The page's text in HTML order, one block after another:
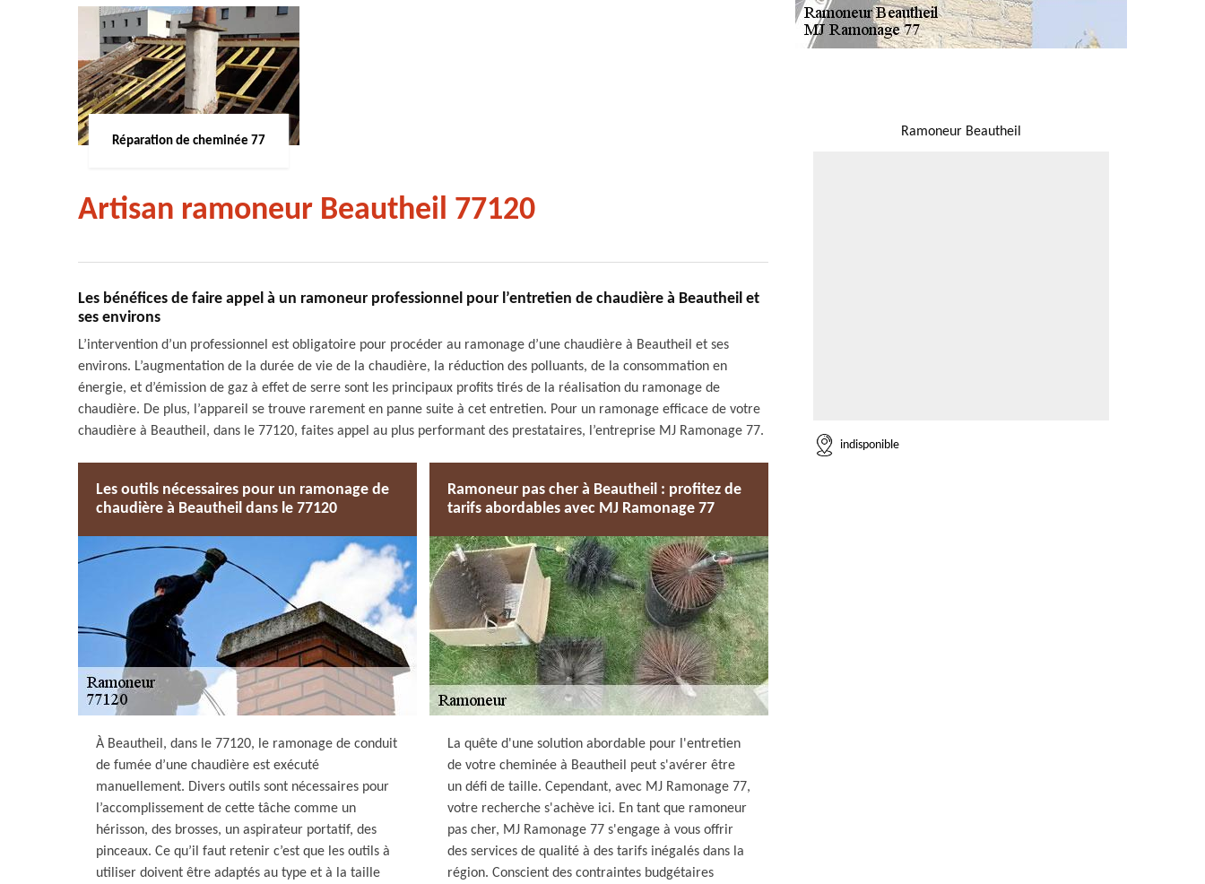
Réparation de cheminée 77
Artisan ramoneur Beautheil 77120
Les bénéfices de faire appel à un ramoneur professionnel pour l’entretien de chaudière à Beautheil et
ses environs
L’intervention d’un professionnel est obligatoire pour procéder au ramonage d’une chaudière à Beautheil et ses
environs. L’augmentation de la durée de vie de la chaudière, la réduction des polluants, de la consommation en
énergie, et d’émission de gaz à effet de serre sont les principaux profits tirés de la réalisation du ramonage de
chaudière. De plus, l’appareil se trouve rarement en panne suite à cet entretien. Pour un ramonage efficace de votre
chaudière à Beautheil, dans le 77120, faites appel au plus performant des prestataires, l’entreprise MJ Ramonage 77.
Les outils nécessaires pour un ramonage de
chaudière à Beautheil dans le 77120
À Beautheil, dans le 77120, le ramonage de conduit
de fumée d’une chaudière est exécuté
manuellement. Divers outils sont nécessaires pour
l’accomplissement de cette tâche comme un
hérisson, des brosses, un aspirateur portatif, des
pinceaux. Ce qu’il faut retenir c’est que les outils à
utiliser doivent être adaptés au type et à la taille
Ramoneur pas cher à Beautheil : profitez de
tarifs abordables avec MJ Ramonage 77
La quête d'une solution abordable pour l'entretien
de votre cheminée à Beautheil peut s'avérer être
un défi de taille. Cependant, avec MJ Ramonage 77,
votre recherche s'achève ici. En tant que ramoneur
pas cher, MJ Ramonage 77 s'engage à vous offrir
des services de qualité à des tarifs inégalés dans la
région. Conscient des contraintes budgétaires
Ramoneur Beautheil
indisponible